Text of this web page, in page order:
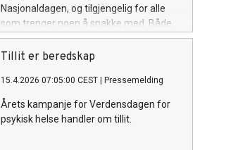
Nasjonaldagen, og tilgjengelig for alle
som trenger noen å snakke med. Både
telefon og chat venter økt pågang på en
dag der følelsen av utenforskap
Tillit er beredskap
15.4.2026 07:05:00 CEST Pressemelding
Årets kampanje for Verdensdagen for
psykisk helse handler om tillit.